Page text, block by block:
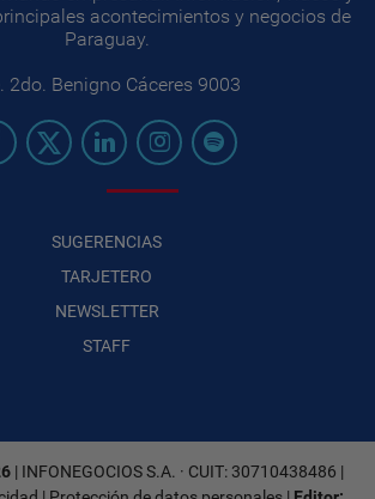
acontecimientos y negocios de
Paraguay.
2do. Benigno Cáceres 9003
SUGERENCIAS
TARJETERO
NEWSLETTER
STAFF
| INFONEGOCIOS S.A. · CUIT: 30710438486 |